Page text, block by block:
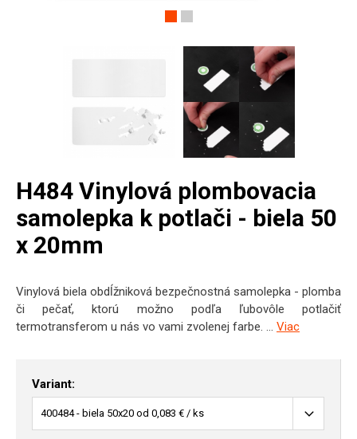
H484 Vinylová plombovacia
samolepka k potlači - biela 50
x 20mm
Vinylová biela obdĺžniková bezpečnostná samolepka - plomba
či pečať, ktorú možno podľa ľubovôle potlačiť
termotransferom u nás vo vami zvolenej farbe. ... Viac
Variant: